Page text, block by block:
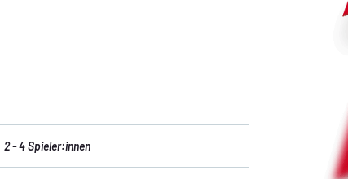
2 - 4 Spieler:innen